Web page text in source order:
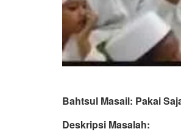
Bahtsul Masail: Pakai
Deskripsi Masalah: